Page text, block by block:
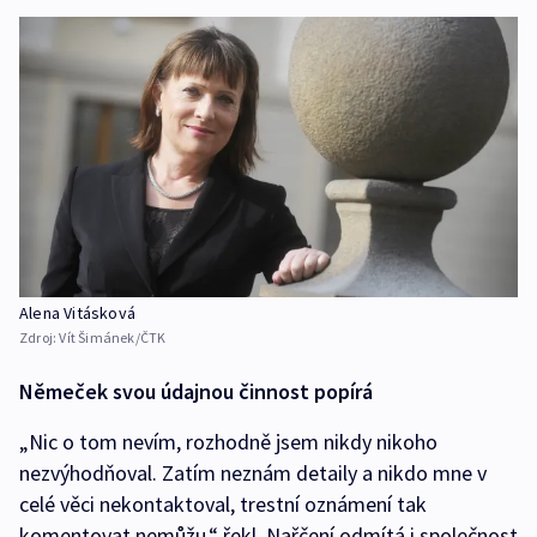
Alena Vitásková
Zdroj:Vít Šimánek/ČTK
Němeček svou údajnou činnost popírá
„Nic o tom nevím, rozhodně jsem nikdy nikoho
nezvýhodňoval. Zatím neznám detaily a nikdo mne v
celé věci nekontaktoval, trestní oznámení tak